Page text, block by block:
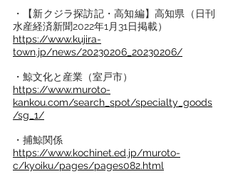
・【新クジラ探訪記・高知編】高知県（日刊
水産経済新聞2022年1月31日掲載）
https://www.kujira-
town.jp/news/20230206_20230206/
・鯨文化と産業（室戸市）
https://www.muroto-
kankou.com/search_spot/specialty_goods
/sg_1/
・捕鯨関係
https://www.kochinet.ed.jp/muroto-
c/kyoiku/pages/pages082.html